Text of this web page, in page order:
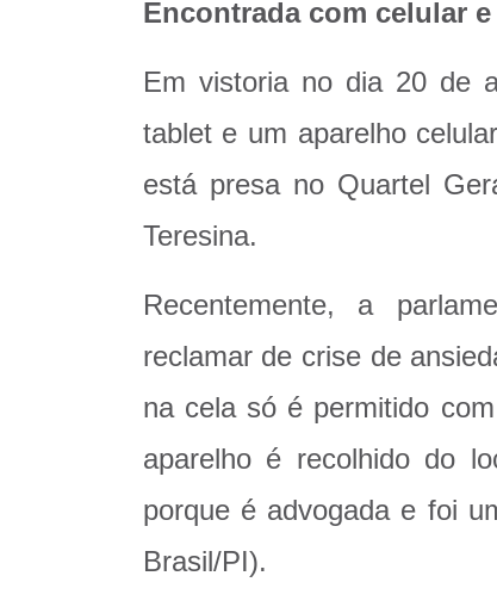
Encontrada com celular
Em vistoria no dia 20 de
tablet e um aparelho
está presa no Quartel
Teresina.
Recentemente, a
reclamar de crise de
na cela só é permitido
aparelho é recolhido do
porque é advogada e foi
Brasil/PI).